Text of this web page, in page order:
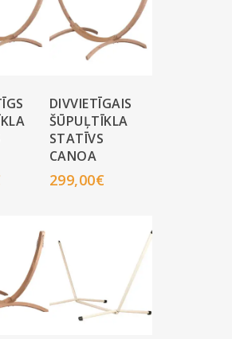
DIVVIETĪGAIS
ŠŪPUĻTĪKLA
STATĪVS
CANOA
299,00€